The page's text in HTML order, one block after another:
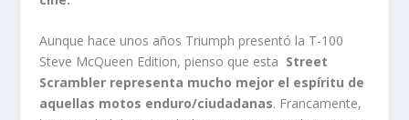
Aunque hace unos años Triumph presentó la T-100
Steve McQueen Edition, pienso que esta Street
Scrambler representa mucho mejor el espíritu de
aquellas motos enduro/ciudadanas. Francamente,